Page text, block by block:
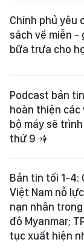
Chính phủ yêu
sách về miễn -
bữa trưa cho
Podcast bản
hoàn thiện các
bộ máy sẽ
thứ 9
Bản tin tối 1-4:
Việt Nam nỗ
nạn nhân
đô Myanmar;
tục xuất hiện